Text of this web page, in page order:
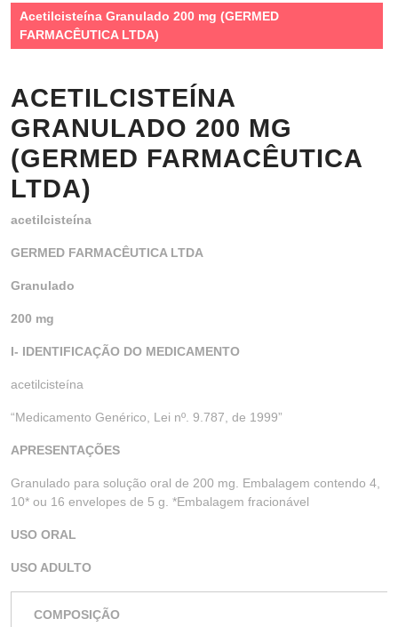
Acetilcisteína Granulado 200 mg (GERMED
FARMACÊUTICA LTDA)
ACETILCISTEÍNA
GRANULADO 200 MG
(GERMED FARMACÊUTICA
LTDA)
acetilcisteína
GERMED FARMACÊUTICA LTDA
Granulado
200 mg
I- IDENTIFICAÇÃO DO MEDICAMENTO
acetilcisteína
“Medicamento Genérico, Lei nº. 9.787, de 1999”
APRESENTAÇÕES
Granulado para solução oral de 200 mg. Embalagem contendo 4,
10* ou 16 envelopes de 5 g. *Embalagem fracionável
USO ORAL
USO ADULTO
COMPOSIÇÃO